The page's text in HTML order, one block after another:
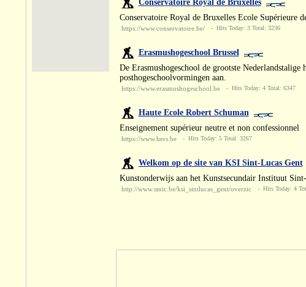
Conservatoire Royal de Bruxelles
Conservatoire Royal de Bruxelles Ecole Supérieure
https://www.conservatoire.be/ - Hits Today: 3 Total: 3236
Erasmushogeschool Brussel
De Erasmushogeschool de grootste
posthogeschoolvormingen aan.
https://www.erasmushogeschool.be - Hits Today: 4 Total: 6347
Haute Ecole Robert Schuman
Enseignement supérieur neutre et non confessionnel
https://www.hers.be - Hits Today: 5 Total: 3267
Welkom op de site van KSI Sint-Lucas Gent
Kunstonderwijs aan het Kunstsecundair Instituut
http://www.smic.be/ksi_sintlucas_gent/overzic - Hits Today: 4